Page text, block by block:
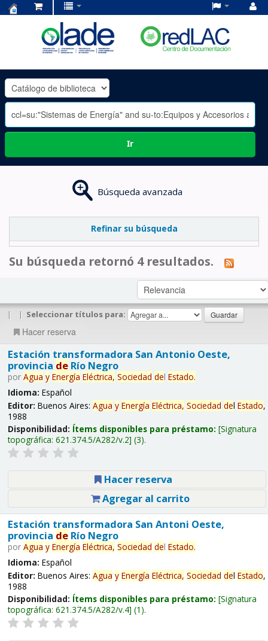
OLADE
-
Ir
Búsqueda avanzada
Refinar su búsqueda
Su búsqueda retornó 4 resultados.
| | Seleccionar títulos para:
Hacer reserva
Estación transformadora San Antonio Oeste,
provincia deRío Negro
por Agua y Energía Eléctrica, Sociedad del Estado.
Idioma: Español
Editor: Buenos Aires: Agua y Energía Eléctrica, Sociedad del Estado,
1988
Disponibilidad: Ítems disponibles para préstamo: Signatura
topográfica: 621.374.5/A282/v.2 (3).
Hacer reserva
Agregar al carrito
Estación transformadora San Antoni Oeste,
provincia deRío Negro
por Agua y Energía Eléctrica, Sociedad del Estado.
Idioma: Español
Editor: Buenos Aires: Agua y Energía Eléctrica, Sociedad del Estado,
1988
Disponibilidad: Ítems disponibles para préstamo: Signatura
topográfica: 621.374.5/A282/v.4 (1).